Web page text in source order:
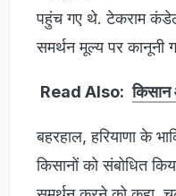
पहुंच गए थे. टेकराम
समर्थन मूल्य पर कानूनी
Read Also:
बहरहाल, हरियाणा के
किसानों को संबोधित